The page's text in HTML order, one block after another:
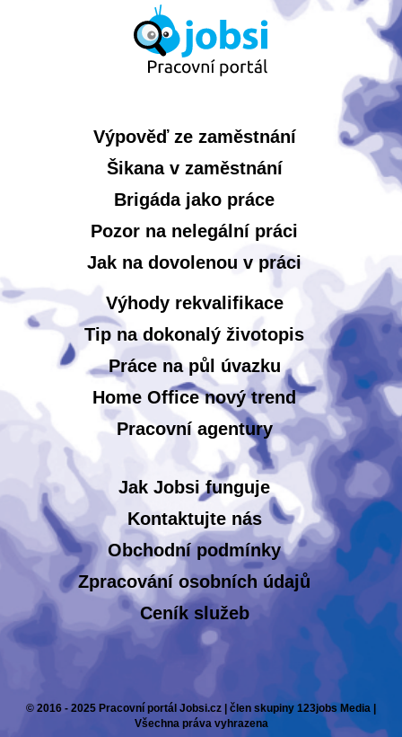
Výpověď ze zaměstnání
Šikana v zaměstnání
Brigáda jako práce
Pozor na nelegální práci
Jak na dovolenou v práci
Výhody rekvalifikace
Tip na dokonalý životopis
Práce na půl úvazku
Home Office nový trend
Pracovní agentury
Jak Jobsi funguje
Kontaktujte nás
Obchodní podmínky
Zpracování osobních údajů
Ceník služeb
© 2016 - 2025 Pracovní portál Jobsi.cz | člen skupiny 123jobs Media |
Všechna práva vyhrazena